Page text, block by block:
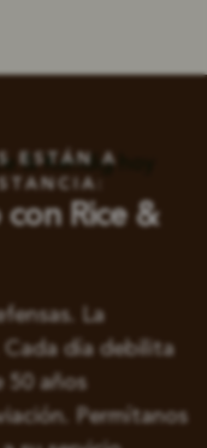
ESTÁN A
Rice &
La
Cada día debilita
50 años
Permítanos